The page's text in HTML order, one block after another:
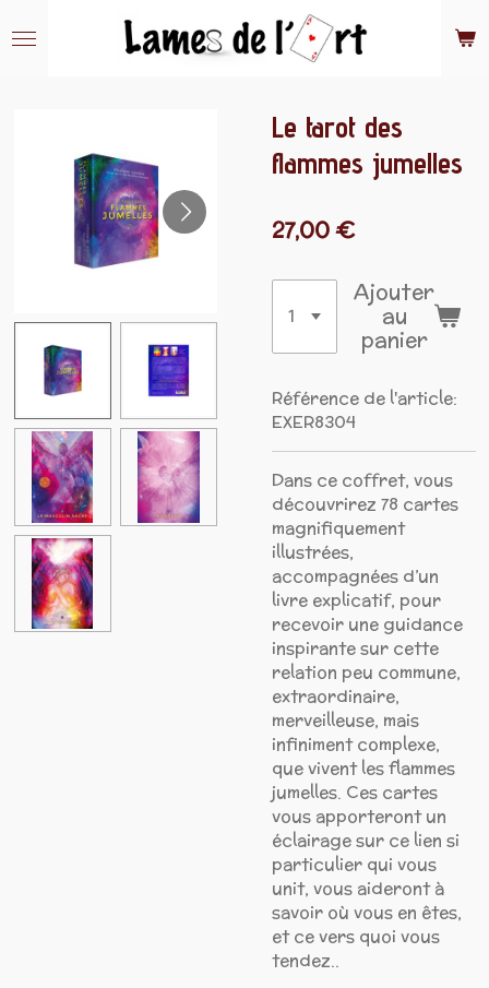
au
Le tarot des
flammes jumelles
27,00 €
Ajouter
au
panier
Référence de l'article:
EXER8304
Dans ce coffret, vous
découvrirez 78 cartes
magnifiquement
illustrées,
accompagnées d’un
livre explicatif, pour
recevoir une guidance
inspirante sur cette
relation peu commune,
extraordinaire,
merveilleuse, mais
infiniment complexe,
que vivent les flammes
jumelles. Ces cartes
vous apporteront un
éclairage sur ce lien si
particulier qui vous
unit, vous aideront à
savoir où vous en êtes,
et ce vers quoi vous
tendez..